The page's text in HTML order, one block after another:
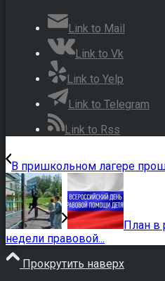
Link to Mail
Link to Vk
Link to Yelp
Link to Telegram
Link to Rss
В пришкольном лагере
План в
недели правовой...
Прокрутить наверх